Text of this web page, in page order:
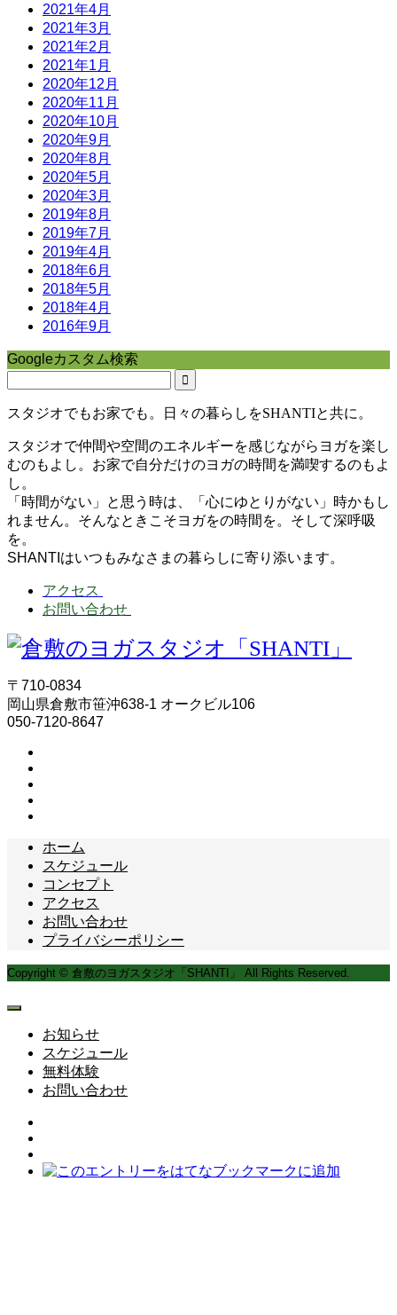
2021年4月
2021年3月
2021年2月
2021年1月
2020年12月
2020年11月
2020年10月
2020年9月
2020年8月
2020年5月
2020年3月
2019年8月
2019年7月
2019年4月
2018年6月
2018年5月
2018年4月
2016年9月
Googleカスタム検索
スタジオでもお家でも。日々の暮らしをSHANTIと共に。
スタジオで仲間や空間のエネルギーを感じながらヨガを楽し
むのもよし。お家で自分だけのヨガの時間を満喫するのもよ
し。
「時間がない」と思う時は、「心にゆとりがない」時かもし
れません。そんなときこそヨガをの時間を。そして深呼吸
を。
SHANTIはいつもみなさまの暮らしに寄り添います。
アクセス
お問い合わせ
〒710-0834
岡山県倉敷市笹沖638-1 オークビル106
050-7120-8647
ホーム
スケジュール
コンセプト
アクセス
お問い合わせ
プライバシーポリシー
Copyright © 倉敷のヨガスタジオ「SHANTI」 All Rights Reserved.
お知らせ
スケジュール
無料体験
お問い合わせ